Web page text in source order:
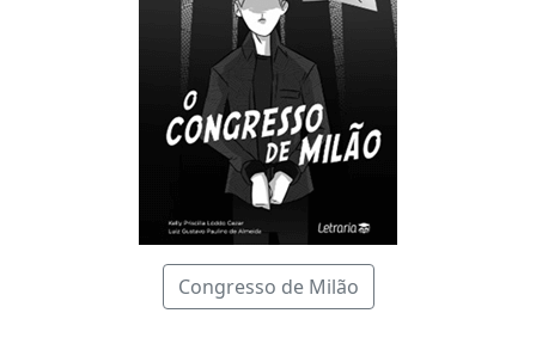
Congresso de Milão